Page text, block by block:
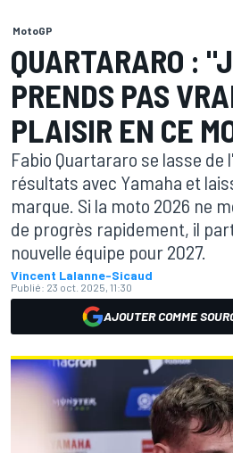
MotoGP
QUARTARARO :
PRENDS PAS
PLAISIR EN CE
Fabio Quartararo se lasse de
résultats avec Yamaha et
marque. Si la moto 2026 ne
de progrès rapidement, il
nouvelle équipe pour 2027.
Vincent Lalanne-Sicaud
Publié: 23 oct. 2025, 11:30
AJOUTER COMME